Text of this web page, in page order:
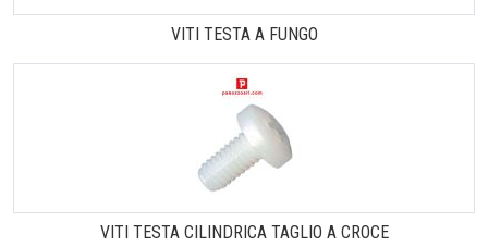
VITI TESTA A FUNGO
VITI TESTA CILINDRICA TAGLIO A CROCE